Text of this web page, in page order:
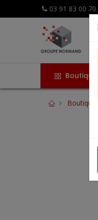
03 91 83 00 70
Boutique
Boutique